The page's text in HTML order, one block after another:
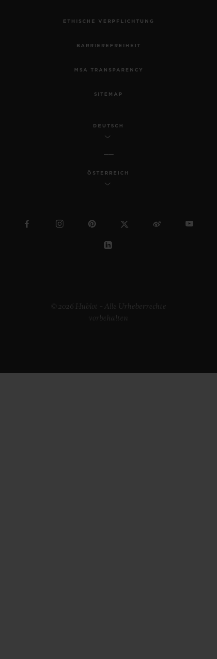
ETHISCHE VERPFLICHTUNG
BARRIEREFREIHEIT
MSA TRANSPARENCY
SITEMAP
DEUTSCH
ÖSTERREICH
© 2026 Hublot – Alle Urheberrechte
vorbehalten